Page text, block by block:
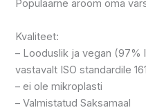
Populaarne aroom oma
Kvaliteet:
– Looduslik ja vegan (97%
vastavalt ISO standardile
– ei ole mikroplasti
– Valmistatud Saksamaal